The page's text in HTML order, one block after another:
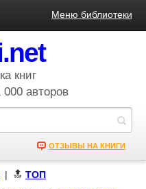
Меню библиотеки
книг
000 авторов
ОТЗЫВЫ НА КНИГИ
| 🔝 ТОП